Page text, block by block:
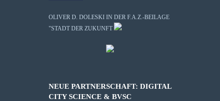
OLIVER D. DOLESKI IN DER F.A.Z.-BEILAGE
"STADT DER ZUKUNFT
NEUE PARTNERSCHAFT: DIGITAL
CITY SCIENCE & BVSC